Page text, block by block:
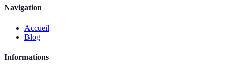
Navigation
Accueil
Blog
Informations